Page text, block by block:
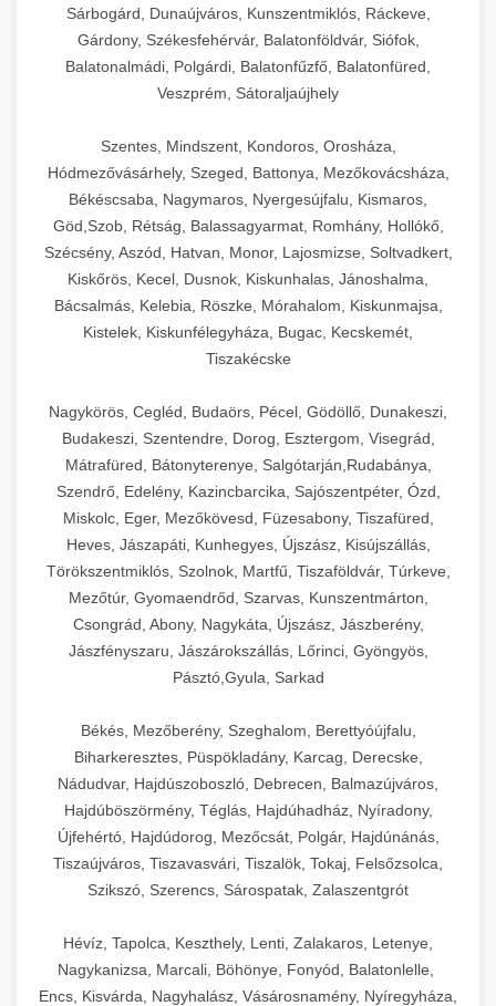
Sárbogárd, Dunaújváros, Kunszentmiklós, Ráckeve,
Gárdony, Székesfehérvár, Balatonföldvár, Siófok,
Balatonalmádi, Polgárdi, Balatonfűzfő, Balatonfüred,
Veszprém, Sátoraljaújhely
Szentes, Mindszent, Kondoros, Orosháza,
Hódmezővásárhely, Szeged, Battonya, Mezőkovácsháza,
Békéscsaba, Nagymaros, Nyergesújfalu, Kismaros,
Göd,Szob, Rétság, Balassagyarmat, Romhány, Hollókő,
Szécsény, Aszód, Hatvan, Monor, Lajosmizse, Soltvadkert,
Kiskőrös, Kecel, Dusnok, Kiskunhalas, Jánoshalma,
Bácsalmás, Kelebia, Röszke, Mórahalom, Kiskunmajsa,
Kistelek, Kiskunfélegyháza, Bugac, Kecskemét,
Tiszakécske
Nagykörös, Cegléd, Budaörs, Pécel, Gödöllő, Dunakeszi,
Budakeszi, Szentendre, Dorog, Esztergom, Visegrád,
Mátrafüred, Bátonyterenye, Salgótarján,Rudabánya,
Szendrő, Edelény, Kazincbarcika, Sajószentpéter, Ózd,
Miskolc, Eger, Mezőkövesd, Füzesabony, Tiszafüred,
Heves, Jászapáti, Kunhegyes, Újszász, Kisújszállás,
Törökszentmiklós, Szolnok, Martfű, Tiszaföldvár, Túrkeve,
Mezőtúr, Gyomaendrőd, Szarvas, Kunszentmárton,
Csongrád, Abony, Nagykáta, Újszász, Jászberény,
Jászfényszaru, Jászárokszállás, Lőrinci, Gyöngyös,
Pásztó,Gyula, Sarkad
Békés, Mezőberény, Szeghalom, Berettyóújfalu,
Biharkeresztes, Püspökladány, Karcag, Derecske,
Nádudvar, Hajdúszoboszló, Debrecen, Balmazújváros,
Hajdúböszörmény, Téglás, Hajdúhadház, Nyíradony,
Újfehértó, Hajdúdorog, Mezőcsát, Polgár, Hajdúnánás,
Tiszaújváros, Tiszavasvári, Tiszalök, Tokaj, Felsőzsolca,
Szikszó, Szerencs, Sárospatak, Zalaszentgrót
Hévíz, Tapolca, Keszthely, Lenti, Zalakaros, Letenye,
Nagykanizsa, Marcali, Böhönye, Fonyód, Balatonlelle,
Encs, Kisvárda, Nagyhalász, Vásárosnamény, Nyíregyháza,